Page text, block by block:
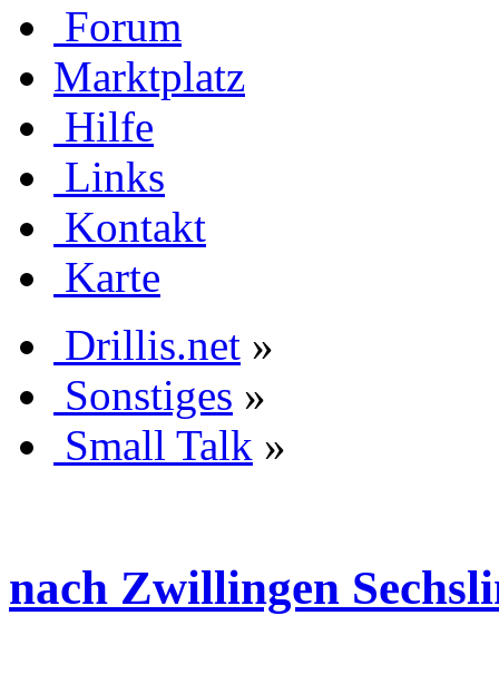
Forum
Marktplatz
Hilfe
Links
Kontakt
Karte
Drillis.net »
Sonstiges »
Small Talk »
nach Zwillingen